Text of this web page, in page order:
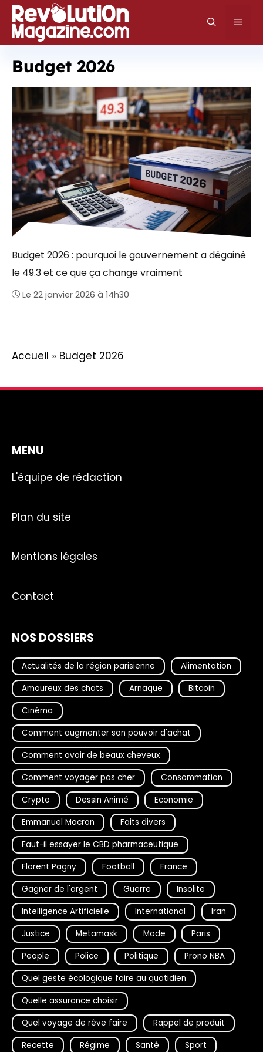
Aller
au
contenu
Budget 2026
Budget 2026 : pourquoi le gouvernement a dégainé
le 49.3 et ce que ça change vraiment
Le 22 janvier 2026 à 14h30
Accueil » Budget 2026
MENU
L'équipe de rédaction
Plan du site
Mentions légales
Contact
NOS DOSSIERS
Actualités de la région parisienne
Alimentation
Amoureux des chats
Arnaque
Bitcoin
Cinéma
Comment augmenter son pouvoir d'achat
Comment avoir de beaux cheveux
Comment voyager pas cher
Consommation
Crypto
Dessin Animé
Economie
Emmanuel Macron
Faits divers
Faut-il essayer le CBD pharmaceutique
Florent Pagny
Football
France
Gagner de l'argent
Guerre
Insolite
Intelligence Artificielle
International
Iran
Justice
Metamask Mode
Paris
People
Police Politique
Prono NBA
Quel geste écologique faire au quotidien
Quelle assurance choisir
Quel voyage de rêve faire
Rappel de produit
Recette
Régime Santé Sport